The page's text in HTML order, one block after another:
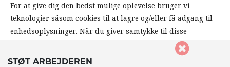
For at give dig den bedst mulige oplevelse bruger vi
teknologier såsom cookies til at lagre og/eller få adgang til
enhedsoplysninger. Når du giver samtykke til disse
teknologier, giver du os mulighed for at behandle data såsom
din browseradfærd eller unikke ID’er på dette website. Hvis
STØT ARBEJDEREN